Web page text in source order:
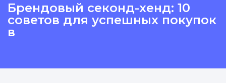
Брендовый секонд-хенд: 10
советов для успешных покупок
в